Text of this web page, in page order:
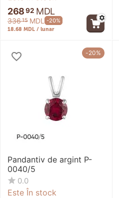
26892 MDL
33615 MDL -20%
18.68 MDL / lunar
-20%
Pandantiv de argint P-
0040/5
0.0
Este În stock